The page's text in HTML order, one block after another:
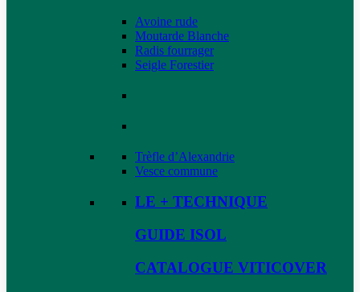
Avoine rude
Moutarde Blanche
Radis fourrager
Seigle Forestier
Trèfle d’Alexandrie
Vesce commune
LE + TECHNIQUE
GUIDE ISOL
CATALOGUE VITICOVER